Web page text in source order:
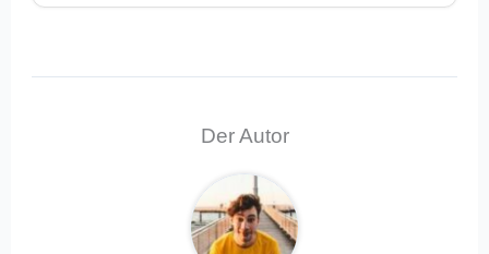
Der Autor